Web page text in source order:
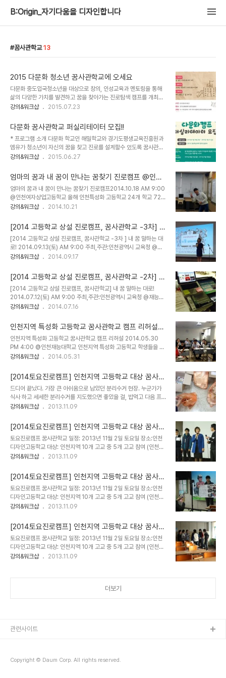
B:Origin_자기다움을 디자인합니다
꿈사관학교 13
2015 다문화 청소년 꿈사관학교에 오세요
다문화 중도입국청소년을 대상으로 창의, 인성교육과 멘토링을 통해
삶의 다양한 가치를 발견하고 꿈을 찾아가는 진로탐색 캠프를 개최합
니다. 주최: 경기도 / 주관 : 경기도평생교육진흥원, 해밀학교, 엠유 /
(2015.08.28~29) 꿈사관학교 둘째마당- 온 오프라인 멘토링
(2015.09.01~9.30) 꿈사관학교 세째마당- 코칭파티(10월 중 예
정) 모집기간: 2015.07.22-8.25 진행장소: 경기도평생대학 창의인
성센터모집대상: 12-17세 경기도 거주 지역 다문화 및 중도입국청소
년 80명접수방법: [모집]2015 다문화 청소년 꿈사관학교 참가 신청
작성(서명필수) -> 스캔본 ..
강의&워크샵 2015.07.23
다문화 꿈사관학교 퍼실리테이터 모집!!
* 프로그램 소개 다문화 학교인 해밀학교와 경기도평생교육진흥원과
엠유가 청소년이 자신의 꿈을 찾고 진로를 설계할수 있도록 꿈사관학
교 캠프를 진행합니다. 이에 프로그램을 진행, 운영, 기술지원 등 다방
합니다. 활동기간: 2015.7.11-9.30 공개모집기간: 6/23- 7/5일
오리엔테이션: 7/111박 2일 캠프: 7.30-31 주최: 경기도평생교육진
흥원, 주관: 해밀학교, 협력: 브랜드매니지먼트 MU * 프로그램 주요
활동1. 7/30-31 다문화 청소년 대상 80명 1박 2일 캠프2. 월 2회
온라인 멘토링 3. 오프라인 모임 2회 진행 4. 9.12 코칭파티 * 퍼실리
강의&워크샵 2015.06.27
엄마의 꿈과 내 꿈이 만나는 꿈찾기 진로캠프 @인천
여상
엄마의 꿈과 내 꿈이 만나는 꿈찾기 진로캠프2014.10.18 AM 9:00
@인천여자상업고등학교 올해 인천특성화 고등학교 24개 학교 720
명을 대상으로 총 4회에 진행한 토요진로캠프 꿈사관학교.그 인연이
고에 이어서 오늘은 인천여상에서 진행했다. 이번엔 학생뿐 아닌 학부
모가 함께 동참했다. 오프닝 & 오리엔테이션 전체 진행을 맡은 박현진
PD. 내가 학교 다닐대만 해도 이런 진로캠프가 없었다. 게다가 엄마와
딸이 함께하는 캠프라니 놀랍고 부럽다. 오늘 많은 것을 얻어가길 바란
다고 말문을 열었다. 꿈사관학교 처음 할 때만해도 마이크 잡으면 버들
시 현장에서 쌓는 수밖에 없..
강의&워크샵 2014.10.21
[2014 고등학교 상설 진로캠프, 꿈사관학교 -3차] 내
꿈 말하는 대로 @ 청운대학교
[2014 고등학교 상설 진로캠프, 꿈사관학교 -3차 ] 내 꿈 말하는 대
로! 2014.09.13(토) AM 9:00 주최,주관:인천광역시 교육청 @청
운대학교인천디자인고, 영종국제물류고, 문학정보고, 인천전자마이스
윤빛나, 장근우 리허설 준비중. 예스로빅과 7막 7장을 위한 가사쓰기.
퍼스널브랜드PD인 나의 오프닝으로 제3회 '나의 꿈에 jump-up, 내
꿈 말하는대로' 가 시작되었다. 오늘 함께 할 선생님들과의 인사를 나
누고. 본격적인 시작. [ 아침을 깨우는 - 예스로빅 ] 선생님들의 진행으
로 개운한 아침을 맞는 예스로빅을 배웠다. [ 옆 친구를 인터뷰하라 -
장 ..
강의&워크샵 2014.09.17
[2014 고등학교 상설 진로캠프, 꿈사관학교 -2차] 내
꿈 말하는 대로 @ 재능대학교
[2014 고등학교 상설 진로캠프, 꿈사관학교] 내 꿈 말하는 대로!
2014.07.12(토) AM 9:00 주최,주관:인천광역시 교육청 @재능대
학교with 조연심, 손대희, 강정은, 윤빛나, 박현진 대상: 인천여자상업
양과학고등학교, 계산공업고등학교, 인천정보산업고등학교, 인천비즈
니스고등학교 큐시트 확인하고 시작. 윤혜성 선생님이 오프닝으로 토
요캠프가 시작되었다. 이날은 나의 꿈캠프 전체 진행 데뷔무대였다. 전
체 일정 안내와 팀별 구호를 정하게 하고 단합이 잘 되는 팀에게는 높
은 점수와 가장 높은 팀에게 선물까지 약속했다. 인천시교육청 창의인
른한 몸을 깨우는 예스로빅을 배우는 시..
강의&워크샵 2014.07.16
인천지역 특성화 고등학교 꿈사관학교 캠프 리허설
@인천재능대학교 by 퍼스널브랜드PD박현진
인천지역 특성화 고등학교 꿈사관학교 캠프 리허설 2014.05.30
PM 4:00 @인천재능대학교 인천지역 특성화 고등학교 학생들을 대
상으로 꿈사관학교를 진행한다. 작년 11월 성공적으로 진행해 올해는
드 디렉터 강정은양이 프로그램 전반을 설명중. 120명의 고교생들과
함께 할 강당. 하나하나 동선 시물레이션 해보는 중. 캠프명은 "나의
꿈, 말하는 대로"로 정했다.6월 21일 토요일 원데이로 진행하는 꿈사
관학교 '나의 꿈, 말하는 대로' 고등학생 120명과의 꿈을 만날 날이 기
대된다.
강의&워크샵 2014.05.31
[2014토요진로캠프] 인천지역 고등학교 대상 꿈사관
학교 드림 SMP과정 후기 및 회고 @인천디자인고등
학교
드디어 끝났다. 가장 큰 아쉬움으로 남았던 분리수거 현장. 누군가가
식사 하고 세세한 분리수거를 지도했으면 좋았을 걸, 밥먹고 다음 프로
그램 진행하기 급급하여, 맨손으로 음식물 쓰레기를 분리수거하는 안
거에 매진. 이런것도 해보니 재밌네. 도시락 맛있었는데 식어도 맛있
다. 딱 남은 스텝이 먹을수 있을 만큼 남아있던 도시락 덕에 출출한 저
녁을 오붓하게 앉아 두런두런 이야기하면서 회고하는 여유있는 시간.
다들 얼굴이 다크가 되어있는 듯. 전반적인 회고평은, 좋았던 점. - 토
요일의 프로그램을 자원해서 온 만큼 아이들의 태도가 좋았던 점. - 캠
전 온라인으로 화상회의를 했음에도..
강의&워크샵 2013.11.09
[2014토요진로캠프] 인천지역 고등학교 대상 꿈사관
학교 드림 SMP과정- 조연심의 브랜드쇼, 미래 그림
일기, 드림벌룬 퍼포먼스 @인천디자인고등학교
토요진로캠프 꿈사관학교 일정: 2013년 11월 2일 토요일 장소:인천
디자인고등학교 대상: 인천지역 10개 고교 중 5개 고교 참여 (인천디
자인고, 청학공업고, 계산공업고, 인천기계공고, 인천하이텍고 1,2학
들고 Make, 나 자신과 약속하게 하는 Promise 과정 Brand Your
Dream 꿈사관학교 / 꿈꾸는 대로 이루어지리라 마지막 시간이 되었
다. 드림갤러리로 많은 표를 받은 3T 보드와 드림오디션을 통해 선발
된 최후의 3인을 선발. [조연심의 브랜드쇼]를 진행한다. 각자의 꿈을
발표하고 토크쇼로 끼도 선보였다. 둠칫 두둠칫. 은근 중독성 깊은 비
제..
강의&워크샵 2013.11.09
[2014토요진로캠프] 인천지역 고등학교 대상 꿈사관
학교 드림 SMP과정- 드림보드 3T 만들기 @인천디
자인고등학교
토요진로캠프 꿈사관학교 일정: 2013년 11월 2일 토요일 장소:인천
디자인고등학교 대상: 인천지역 10개 고교 중 5개 고교 참여 (인천디
자인고, 청학공업고, 계산공업고, 인천기계공고, 인천하이텍고 1,2학
들고 Make, 나 자신과 약속하게 하는 Promise 과정 Brand Your
Dream 꿈사관학교 / 꿈꾸는 대로 이루어지리라 팀웍을 발휘하는 학
교소개 동영상 촬영이 끝났다. 이젠 개인의 꿈을 손에 보일듯 구체적으
로 표현하는 드림보드 3T 시간이다. 봄, 여름, 가을, 겨울반으로 이동
해 배정된 책상에 앉는다. Dream SMP 중 나의 꿈을 만드는 Make
강의&워크샵 2013.11.09
[2014토요진로캠프] 인천지역 고등학교 대상 꿈사관
학교 드림 SMP과정- "우리 학교가 짱이야" 홍보영상
제작 @인천디자인고등학교
토요진로캠프 꿈사관학교 일정: 2013년 11월 2일 토요일 장소:인천
디자인고등학교 대상: 인천지역 10개 고교 중 5개 고교 참여 (인천디
자인고, 청학공업고, 계산공업고, 인천기계공고, 인천하이텍고 1,2학
졸리울수 있으니 활동적인 생산활동 프로그램. 바로 우리 학교 홍보 동
퍼실리테이팅 ..
강의&워크샵 2013.11.09
더보기
Copyright © Daum Corp. All rights reserved.
관련사이트